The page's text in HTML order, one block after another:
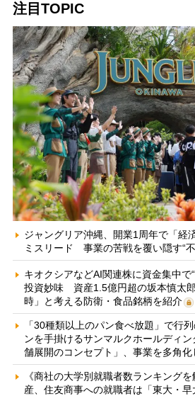
注目TOPIC
ジャングリア沖縄、開業1周年で「経
ミスリード 事業の苦戦を覆い隠す“
キオクシアなどAI関連株に資金集中で
投資妙味 資産1.5億円超の坂本慎太
時」と考える防衛・食品銘柄を紹介
「30種類以上のパン食べ放題」で行
ンを手掛けるサンマルクホールディ
舗展開のコンセプト」、事業を多角
《商社の大学別就職者数ランキング
産、住友商事への就職者は「東大・